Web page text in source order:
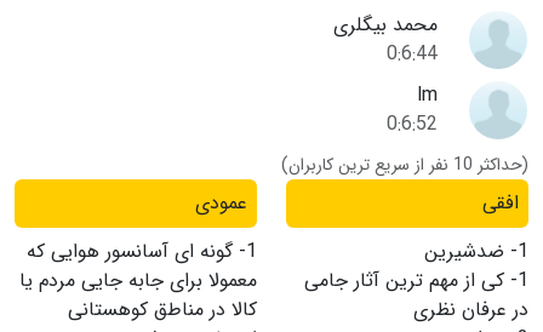
محمد بیگلری
0:6:44
lm
0:6:52
(حداکثر 10 نفر از سریع ترین کاربران)
افقی
1- ضدشیرین
1- كی از مهم ترین آثار جامی
در عرفان نظری
عمودی
1- گونه ای آسانسور هوایی كه
معمولا برای جابه جایی مردم یا
كالا در مناطق كوهستانی